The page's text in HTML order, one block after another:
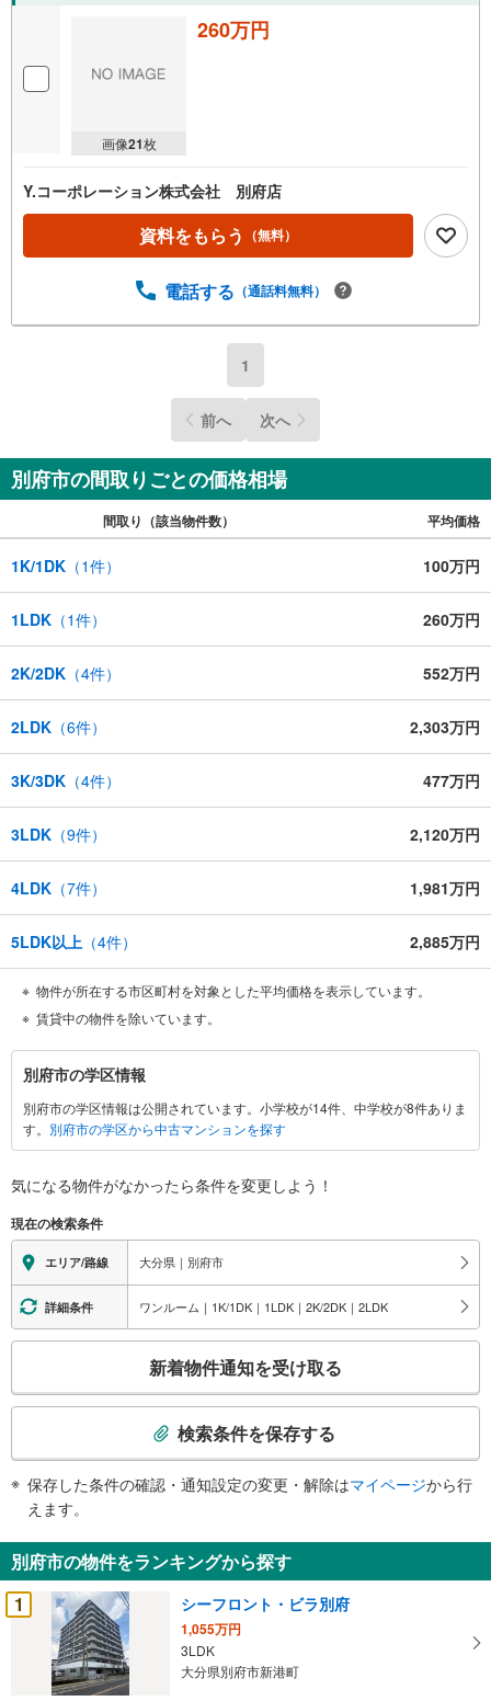
画像21枚
260万円
Y.コーポレーション株式会社 別府店
資料をもらう （無料）
電話する （通話料無料）
1
前へ 次へ
別府市の間取りごとの価格相場
間取り（該当物件数） 平均価格
1K/1DK （1件） 100万円
1LDK （1件） 260万円
2K/2DK （4件） 552万円
2LDK （6件） 2,303万円
3K/3DK （4件） 477万円
3LDK （9件） 2,120万円
4LDK （7件） 1,981万円
5LDK以上 （4件） 2,885万円
物件が所在する市区町村を対象とした平均価格を表示しています。
賃貸中の物件を除いています。
別
府
市
に
す
情
報
別府市の学区情報
別府市の学区情報は公開されています。小学校が14件、中学校が8件ありま
す。 別府市の学区から中古マンションを探す
気になる物件がなかったら条件を変更しよう！
現在の検索条件
エリア/路線 大分県｜別府市
詳細条件 ワンルーム｜1K/1DK｜1LDK｜2K/2DK｜2LDK
検
知
を
受
け
新着物件通知を受け取る
検索条件を保存する
保存した条件の確認・通知設定の変更・解除はマイページから行
えます。
別府市の物件をランキングから探す
1
シーフロント・ビラ別府
1,055万円
3LDK
大分県別府市新港町